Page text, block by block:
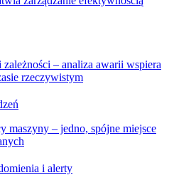
– analiza awarii wspiera
rzeczywistym
maszyny – jedno, spójne miejsce
i alerty